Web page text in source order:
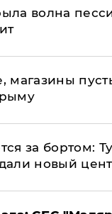
волна
магазины
за бортом:
новый